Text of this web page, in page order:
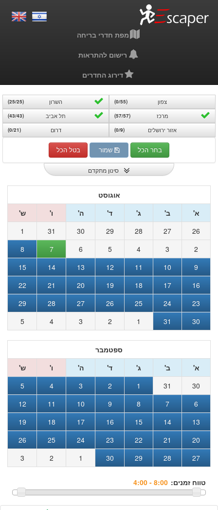
מפת חדרי בריחה
רישום להתראות
דירוג החדרים
צפון (0/55) השרון (25/25)
מרכז (57/57) תל אביב (43/43)
אזור ירושלים (0/9) דרום (0/21)
בחר הכל שמור בטל הכל
סינון מתקדם
אוגוסט
א'
ב' ג' ד' ה' ו'
ש'
26
27
28
29
30
31
1
2
3
4
5
6
7
8
9
10
11
12
13
14
15
16
17
18
19
20
21
22
23
24
25
26
27
28
29
30
31
1
2
3
4
5
ספטמבר
א'
ב' ג' ד' ה' ו'
ש'
30
31
1
2
3
4
5
6
7
8
9
10
11
12
13
14
15
16
17
18
19
20
21
22
23
24
25
26
27
28
29
30
1
2
3
טווח זמנים: